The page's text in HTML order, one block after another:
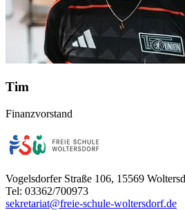
Tim
Finanzvorstand
Vogelsdorfer Straße 106, 15569
Tel: 03362/700973
sekretariat@freie-schule-woltersdorf.de